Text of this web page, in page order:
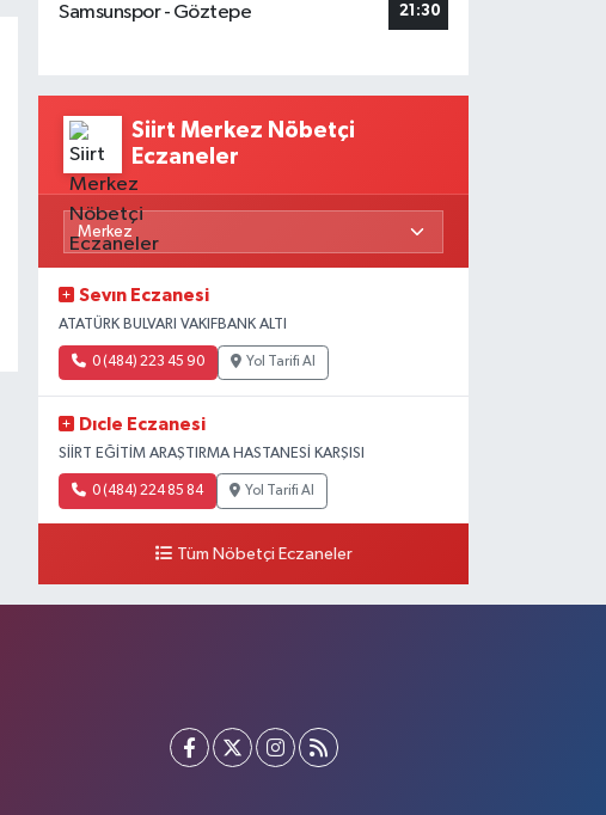
Samsunspor - Göztepe
21:30
Siirt Merkez Nöbetçi
Eczaneler
Sevın Eczanesi
ATATÜRK BULVARI VAKIFBANK ALTI
0 (484) 223 45 90 Yol Tarifi Al
Dıcle Eczanesi
SİİRT EĞİTİM ARAŞTIRMA HASTANESİ KARŞISI
0 (484) 224 85 84 Yol Tarifi Al
Tüm Nöbetçi Eczaneler